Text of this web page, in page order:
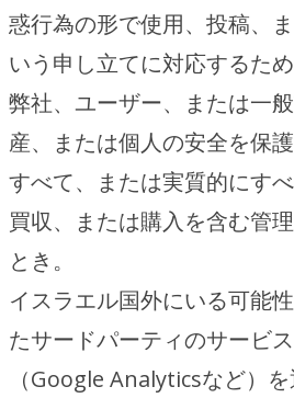
惑行為の形で使用、投稿、
いう申し立てに対応するため
弊社、ユーザー、または一
産、または個人の安全を保護
すべて、または実質的にすべ
買収、または購入を含む管
とき。
イスラエル国外にいる可能
たサードパーティのサービ
（Google Analyticsなど）